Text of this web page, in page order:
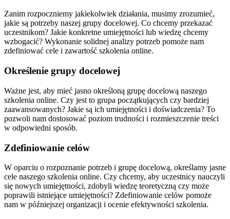
Zanim rozpoczniemy jakiekolwiek działania, musimy zrozumieć,
jakie są potrzeby naszej grupy docelowej. Co chcemy przekazać
uczestnikom? Jakie konkretne umiejętności lub wiedzę chcemy
wzbogacić? Wykonanie solidnej analizy potrzeb pomoże nam
zdefiniować cele i zawartość szkolenia online.
Określenie grupy docelowej
Ważne jest, aby mieć jasno określoną grupę docelową naszego
szkolenia online. Czy jest to grupa początkujących czy bardziej
zaawansowanych? Jakie są ich umiejętności i doświadczenia? To
pozwoli nam dostosować poziom trudności i rozmieszczenie treści
w odpowiedni sposób.
Zdefiniowanie celów
W oparciu o rozpoznanie potrzeb i grupę docelową, określamy jasne
cele naszego szkolenia online. Czy chcemy, aby uczestnicy nauczyli
się nowych umiejętności, zdobyli wiedzę teoretyczną czy może
poprawili istniejące umiejętności? Zdefiniowanie celów pomoże
nam w późniejszej organizacji i ocenie efektywności szkolenia.